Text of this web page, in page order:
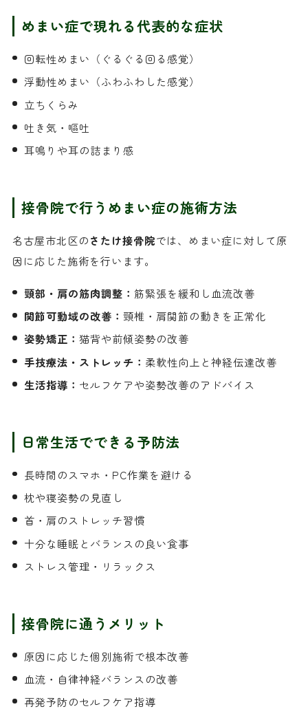
めまい症で現れる代表的な症状
回転性めまい（ぐるぐる回る感覚）
浮動性めまい（ふわふわした感覚）
立ちくらみ
吐き気・嘔吐
耳鳴りや耳の詰まり感
接骨院で行うめまい症の施術方法
名古屋市北区のさたけ接骨院では、めまい症に対して原
因に応じた施術を行います。
頸部・肩の筋肉調整： 筋緊張を緩和し血流改善
関節可動域の改善： 頸椎・肩関節の動きを正常化
姿勢矯正： 猫背や前傾姿勢の改善
手技療法・ストレッチ： 柔軟性向上と神経伝達改善
生活指導： セルフケアや姿勢改善のアドバイス
日常生活でできる予防法
長時間のスマホ・PC作業を避ける
枕や寝姿勢の見直し
首・肩のストレッチ習慣
十分な睡眠とバランスの良い食事
ストレス管理・リラックス
接骨院に通うメリット
原因に応じた個別施術で根本改善
血流・自律神経バランスの改善
再発予防のセルフケア指導